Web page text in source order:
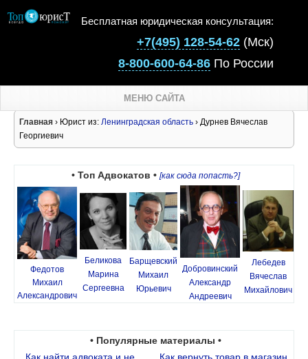
Бесплатная юридическая консультация:
+7(495) 128-54-62 (Мск)
8-800-600-64-86 По России
МЕНЮ САЙТА
Главная › Юрист из: Ленинградская область › Дурнев Вячеслав
Георгиевич
• Топ Адвокатов • [как сюда попасть?]
Федотов
Михаил
Александрович
Беликова
Марина
Сергеевна
Барщевский
Михаил
Юрьевич
Добровинский
Александр
Андреевич
Лебедев
Вячеслав
Михайлович
• Популярные материалы •